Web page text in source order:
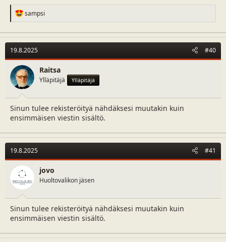
R
e
c
t
i
o
n
s
:
sampsi
19.8.2025 #40
Raitsa
Ylläpitäjä Ylläpitäjä
Sinun tulee rekisteröityä nähdäksesi muutakin kuin
ensimmäisen viestin sisältö.
19.8.2025 #41
jovo
Huoltovalikon jäsen
Sinun tulee rekisteröityä nähdäksesi muutakin kuin
ensimmäisen viestin sisältö.